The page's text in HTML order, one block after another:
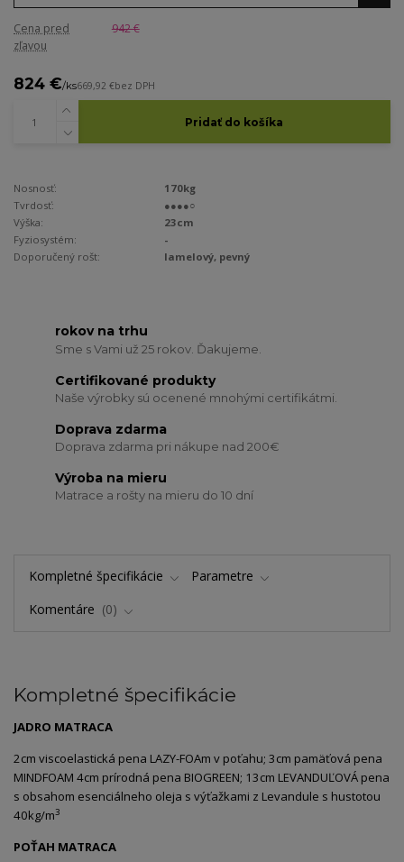
Cena pred
zľavou
942 €
824 €/ks669,92 €bez DPH
Pridať do košíka
Nosnosť:
170kg
Tvrdosť:
●●●●○
Výška:
23cm
Fyziosystém:
-
Doporučený rošt:
lamelový, pevný
rokov na trhu
Sme s Vami už 25 rokov. Ďakujeme.
Certifikované produkty
Naše výrobky sú ocenené mnohými certifikátmi.
Doprava zdarma
Doprava zdarma pri nákupe nad 200€
Výroba na mieru
Matrace a rošty na mieru do 10 dní
Kompletné špecifikácie
Parametre
Komentáre
0
Kompletné špecifikácie
JADRO MATRACA
2cm viscoelastická pena LAZY-FOAm v poťahu; 3cm pamäťová pena
MINDFOAM 4cm prírodná pena BIOGREEN; 13cm LEVANDUĽOVÁ pena
s obsahom esenciálneho oleja s výťažkami z Levandule s hustotou
40kg/m3
POŤAH MATRACA